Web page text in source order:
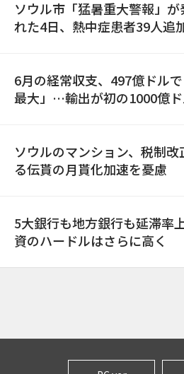
ソウル市「猛暑重大警報」が
れた4日、熱中症患者39人追
6月の経常収支、497億ドル
最大」…輸出が初の1000億
ソウルのマンション、税制改
る伝貰の月貰化加速を憂慮
5大銀行も地方銀行も延滞率
資のハードルはさらに高く